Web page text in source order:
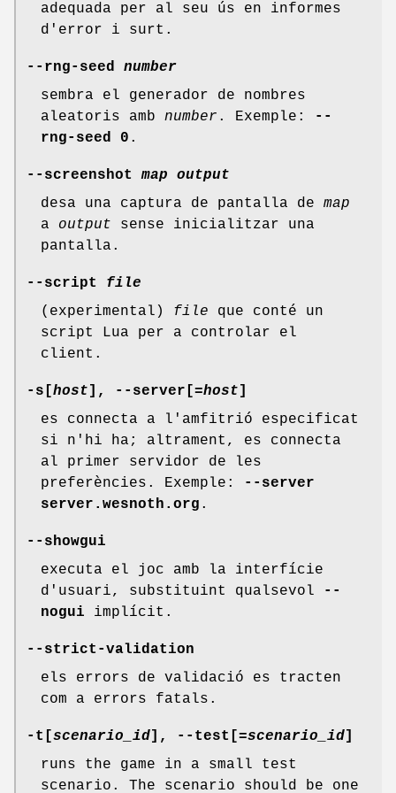
adequada per al seu ús en informes
d'error i surt.
--rng-seed number
sembra el generador de nombres
aleatoris amb number . Exemple:
--
rng-seed
0 .
--screenshot map
output
desa una captura de pantalla de map
a output sense inicialitzar una
pantalla.
--script
file
(experimental) file que conté un
script Lua per a controlar el
client.
-s[ host ], --server[ =host
es connecta a l'amfitrió especificat
si n'hi ha; altrament, es connecta
al primer servidor de les
preferències. Exemple:
--server
server.wesnoth.org .
--showgui
executa el joc amb la interfície
d'usuari, substituint qualsevol
--
nogui implícit.
--strict-validation
els errors de validació es tracten
com a errors fatals.
-t[ scenario_id ], --test[ =scenario_id
runs the game in a small test
scenario. The scenario should be one